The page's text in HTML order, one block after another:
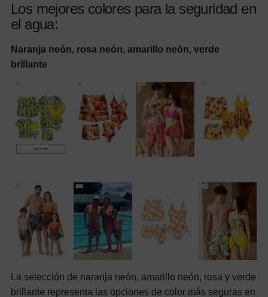
Los mejores colores para la seguridad en
el agua:
Naranja neón, rosa neón, amarillo neón, verde
brillante
La selección de naranja neón, amarillo neón, rosa y verde
brillante representa las opciones de color más seguras en